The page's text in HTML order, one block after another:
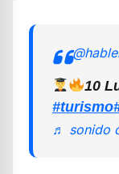
10
#turismo
♬ sonido